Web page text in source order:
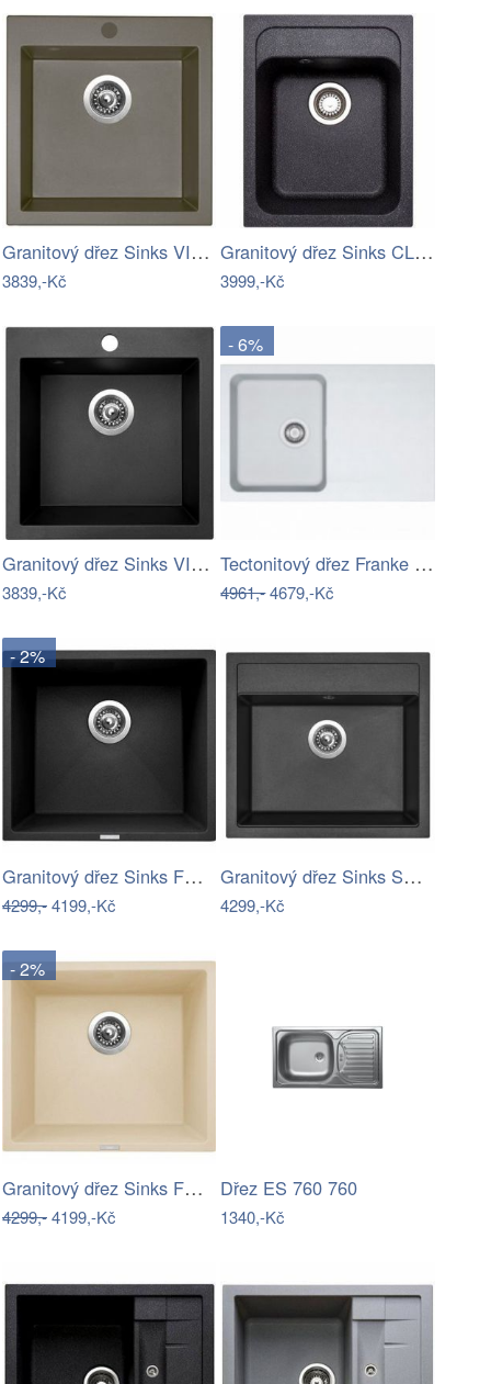
Granitový dřez Sinks VIVA 455 Truffle
3839,-Kč
Granitový dřez Sinks CLASSIC 400…
3999,-Kč
Granitový dřez Sinks VIVA 455 Metalblack
3839,-Kč
- 6%
Tectonitový dřez Franke OID 611-78 Bílá…
4961,-4679,-Kč
- 2%
Granitový dřez Sinks FRAME 457…
4299,-4199,-Kč
Granitový dřez Sinks SOLO 560 Metalblack
4299,-Kč
- 2%
Granitový dřez Sinks FRAME 457 Sahara
4299,-4199,-Kč
Dřez ES 760 760
1340,-Kč